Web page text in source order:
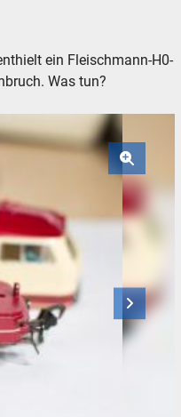
ein Fleischmann-H0-
Was tun?